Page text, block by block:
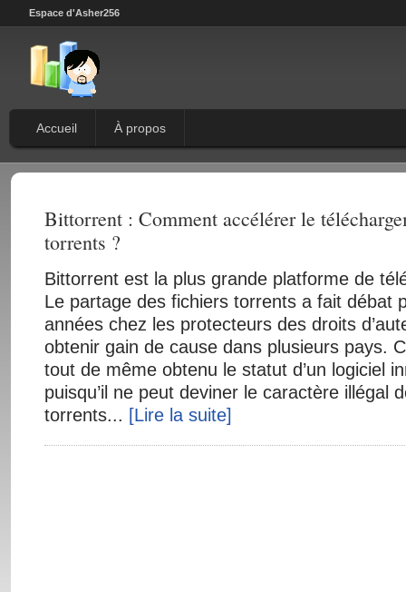
Espace d'Asher256
Accueil À propos
Bittorrent : Comment accélérer le
torrents ?
Bittorrent est la plus grande platforme de
Le partage des fichiers torrents a fait débat
années chez les protecteurs des droits
obtenir gain de cause dans plusieurs pays.
tout de même obtenu le statut d’un logiciel
puisqu’il ne peut deviner le caractère illégal
torrents... [Lire la suite]